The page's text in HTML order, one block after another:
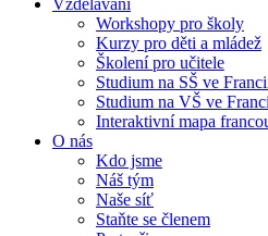
Vzdělávání
Workshopy pro školy
Kurzy pro děti a mládež
Školení pro učitele
Studium na SŠ ve
Studium na VŠ ve
Interaktivní mapa
O nás
Kdo jsme
Náš tým
Naše síť
Staňte se členem